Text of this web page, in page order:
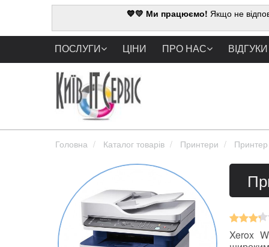
💙💛 Ми працюємо! Якщо не
ПОСЛУГИ ЦІНИ ПРО НАС ВІДГУКИ
Головна Каталог товарів Принтери
Xerox